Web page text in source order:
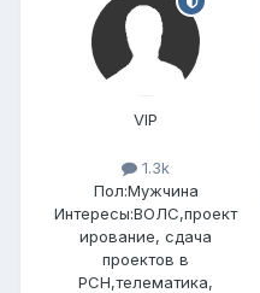
VIP
1.3k
Пол:Мужчина
Интересы:ВОЛС,проект
ирование, сдача
проектов в
РСН,телематика,